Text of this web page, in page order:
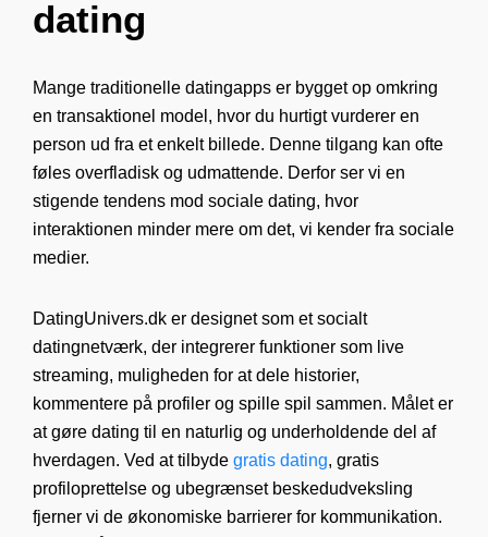
dating
Mange traditionelle datingapps er bygget op omkring
en transaktionel model, hvor du hurtigt vurderer en
person ud fra et enkelt billede. Denne tilgang kan ofte
føles overfladisk og udmattende. Derfor ser vi en
stigende tendens mod sociale dating, hvor
interaktionen minder mere om det, vi kender fra sociale
medier.
DatingUnivers.dk er designet som et socialt
datingnetværk, der integrerer funktioner som live
streaming, muligheden for at dele historier,
kommentere på profiler og spille spil sammen. Målet er
at gøre dating til en naturlig og underholdende del af
hverdagen. Ved at tilbyde gratis dating, gratis
profiloprettelse og ubegrænset beskedudveksling
fjerner vi de økonomiske barrierer for kommunikation.